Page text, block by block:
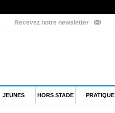
Recevez notre newsletter
JEUNES HORS STADE PRATIQUE